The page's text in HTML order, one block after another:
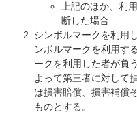
上記のほか、利
断した場合
シンボルマークを利用
ンボルマークを利用す
ークを利用した者が負
よって第三者に対して
は損害賠償、損害補償
ものとする。